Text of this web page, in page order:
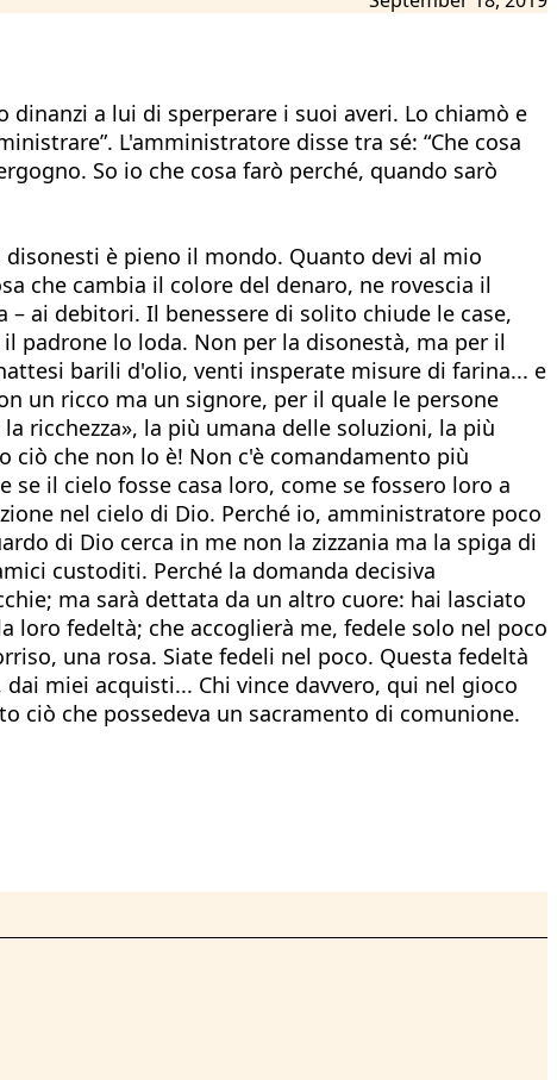
a lui di sperperare i suoi averi. Lo chiamò e
L'amministratore disse tra sé: “Che cosa
So io che cosa farò perché, quando sarò
è pieno il mondo. Quanto devi al mio
che cambia il colore del denaro, ne rovescia il
ai debitori. Il benessere di solito chiude le case,
padrone lo loda. Non per la disonestà, ma per il
barili d'olio, venti insperate misure di farina... e
un ricco ma un signore, per il quale le persone
ricchezza», la più umana delle soluzioni, la più
ciò che non lo è! Non c'è comandamento più
il cielo fosse casa loro, come se fossero loro a
nel cielo di Dio. Perché io, amministratore poco
di Dio cerca in me non la zizzania ma la spiga di
custoditi. Perché la domanda decisiva
ma sarà dettata da un altro cuore: hai lasciato
fedeltà; che accoglierà me, fedele solo nel poco
una rosa. Siate fedeli nel poco. Questa fedeltà
miei acquisti... Chi vince davvero, qui nel gioco
ciò che possedeva un sacramento di comunione.